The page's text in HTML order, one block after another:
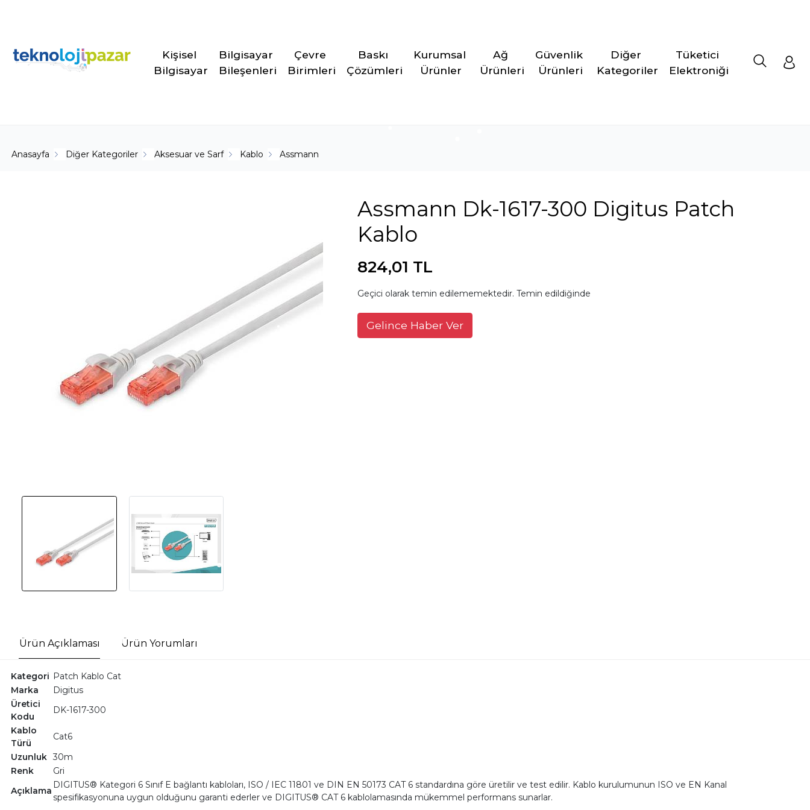
Kişisel
Bilgisayar
Bilgisayar
Bileşenleri
Çevre
Birimleri
Baskı
Çözümleri
Kurumsal
Ürünler
Ağ
Ürünleri
Güvenlik
Ürünleri
Diğer
Kategoriler
Tüketici
Elektroniği
Anasayfa Diğer Kategoriler Aksesuar ve Sarf Kablo Assmann
Assmann Dk-1617-300 Digitus Patch
Kablo
824,01 TL
Geçici olarak temin edilememektedir. Temin edildiğinde
Gelince Haber Ver
Ürün Açıklaması Ürün Yorumları
Kategori Patch Kablo Cat
Marka
Digitus
Üretici
Kodu
DK-1617-300
Kablo
Türü
Cat6
Uzunluk 30m
Renk
Gri
Açıklama
DIGITUS® Kategori 6 Sınıf E bağlantı kabloları, ISO / IEC 11801 ve DIN EN 50173 CAT 6 standardına göre üretilir ve test edilir. Kablo kurulumunun ISO ve EN Kanal
spesifikasyonuna uygun olduğunu garanti ederler ve DIGITUS® CAT 6 kablolamasında mükemmel performans sunarlar.